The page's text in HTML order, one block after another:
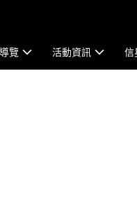
覽 活動資訊 信